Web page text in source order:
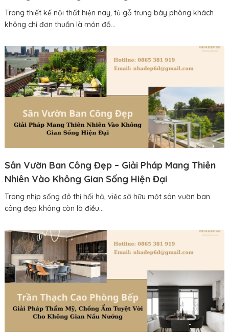
Trong thiết kế nội thất hiện nay, tủ gỗ trưng bày phòng khách
không chỉ đơn thuần là món đồ...
Sân Vườn Ban Công Đẹp – Giải Pháp Mang Thiên
Nhiên Vào Không Gian Sống Hiện Đại
Trong nhịp sống đô thị hối hả, việc sở hữu một sân vườn ban
công đẹp không còn là điều...